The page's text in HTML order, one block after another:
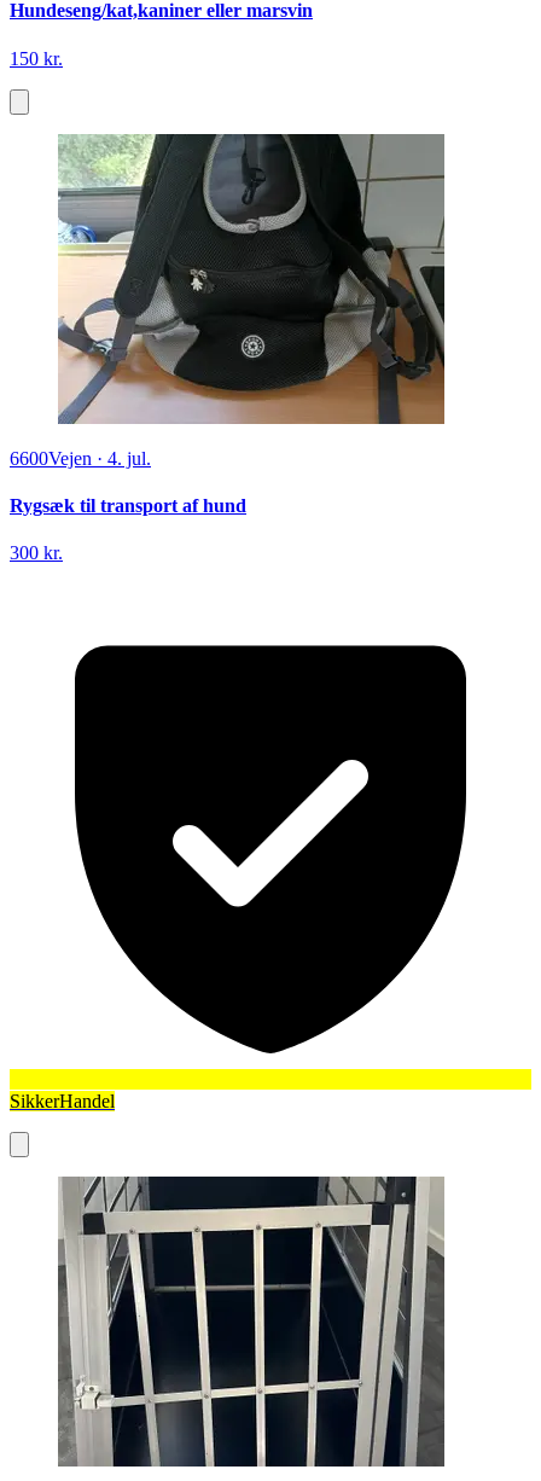
Hundeseng/kat,kaniner eller marsvin
150 kr.
6600Vejen · 4. jul.
Rygsæk til transport af hund
300 kr.
SikkerHandel